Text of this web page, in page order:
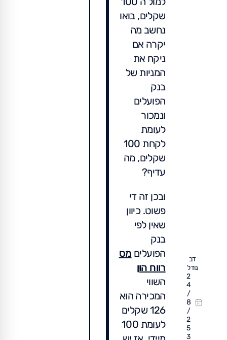
דב
נודל
2
4
/
8
/
2
5
3
שקלים, בואו
נחשב מה
יקרה אם
ניקח את
המניות של
בנק
הפועלים
ונמכור
לעומת
לקחת 100
שקלים, מה
עדיף?
ובכן זה די
פשוט. כיוון
שאין לפי
בנק
הפועלים מס
רווח הון
השווי
המכירה הוא
126 שקלים
לעומת 100